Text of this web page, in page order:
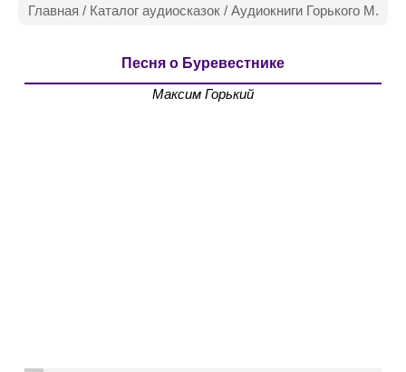
Главная / Каталог аудиосказок/ Аудиокниги Горького М.
Песня о Буревестнике
Максим Горький